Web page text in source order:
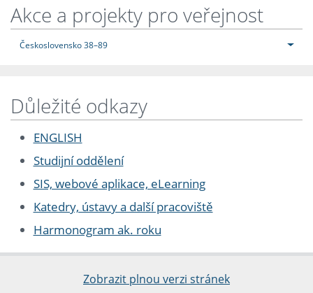
Akce a projekty pro veřejnost
Československo 38–89
Důležité odkazy
ENGLISH
Studijní oddělení
SIS, webové aplikace, eLearning
Katedry, ústavy a další pracoviště
Harmonogram ak. roku
Zobrazit plnou verzi stránek